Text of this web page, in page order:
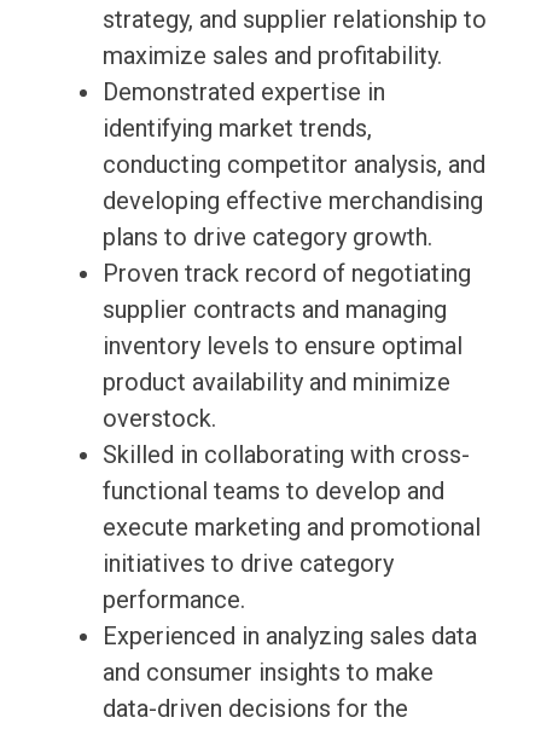
strategy, and supplier relationship to
maximize sales and profitability.
Demonstrated expertise in
identifying market trends,
conducting competitor analysis, and
developing effective merchandising
plans to drive category growth.
Proven track record of negotiating
supplier contracts and managing
inventory levels to ensure optimal
product availability and minimize
overstock.
Skilled in collaborating with cross-
functional teams to develop and
execute marketing and promotional
initiatives to drive category
performance.
Experienced in analyzing sales data
and consumer insights to make
data-driven decisions for the